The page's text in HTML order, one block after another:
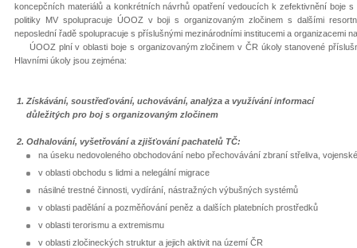
koncepčních materiálů a konkrétních návrhů opatření vedoucích k zefektivnění boje
politiky MV spolupracuje ÚOOZ v boji s organizovaným zločinem s dalšími
neposlední řadě spolupracuje s příslušnými mezinárodními institucemi a organizacemi
ÚOOZ plní v oblasti boje s organizovaným zločinem v ČR úkoly stanovené
Hlavními úkoly jsou zejména:
1. Získávání, soustřeďování, uchovávání, analýza a využívání informací
důležitých pro boj s organizovaným zločinem
2. Odhalování, vyšetřování a zjišťování pachatelů TČ:
na úseku nedovoleného obchodování nebo přechovávání zbraní střeliva,
v oblasti obchodu s lidmi a nelegální migrace
násilné trestné činnosti, vydírání, nástražných výbušných systémů
v oblasti padělání a pozměňování peněz a dalších platebních prostředků
v oblasti terorismu a extremismu
v oblasti zločineckých struktur a jejich aktivit na území ČR